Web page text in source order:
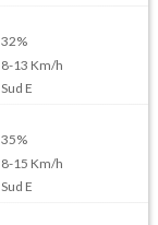
32%
8-13 Km/h
Sud E
35%
8-15 Km/h
Sud E